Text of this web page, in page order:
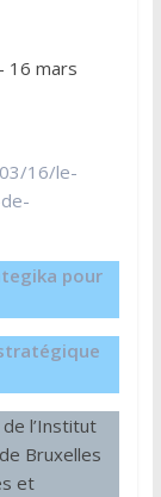
16 mars
16/le-
pour
l’Institut
Bruxelles
et